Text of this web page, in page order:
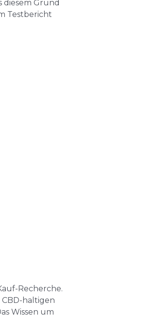
diesem Grund
Testbericht
Recherche.
haltigen
Wissen um